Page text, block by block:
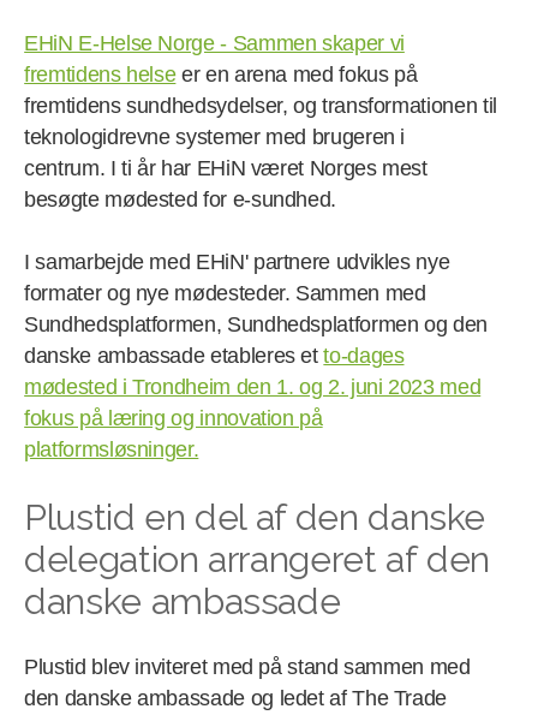
EHiN E-Helse Norge - Sammen skaper vi
fremtidens helseer en arena med fokus på
fremtidens sundhedsydelser, og transformationen til
teknologidrevne systemer med brugeren i
centrum. I ti år har EHiN været Norges mest
besøgte mødested for e-sundhed.
I samarbejde med EHiN' partnere udvikles nye
formater og nye mødesteder. Sammen med
Sundhedsplatformen, Sundhedsplatformen og den
danske ambassade etableres etto-dages
mødested i Trondheim den 1. og 2. juni 2023 med
fokus på læring og innovation på
platformsløsninger.
Plustid en del af den danske
delegation arrangeret af den
danske ambassade
Plustid blev inviteret med på stand sammen med
den danske ambassade og ledet af The Trade